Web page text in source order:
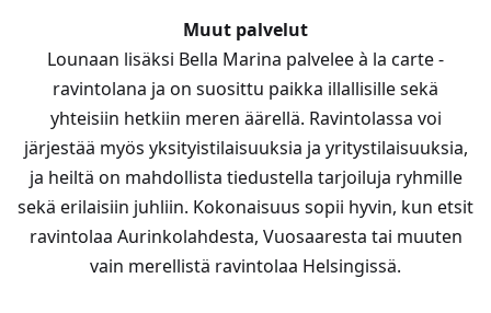
Muut palvelut
Lounaan lisäksi Bella Marina palvelee à la carte -
ravintolana ja on suosittu paikka illallisille sekä
yhteisiin hetkiin meren äärellä. Ravintolassa voi
järjestää myös yksityistilaisuuksia ja yritystilaisuuksia,
ja heiltä on mahdollista tiedustella tarjoiluja ryhmille
sekä erilaisiin juhliin. Kokonaisuus sopii hyvin, kun etsit
ravintolaa Aurinkolahdesta, Vuosaaresta tai muuten
vain merellistä ravintolaa Helsingissä.